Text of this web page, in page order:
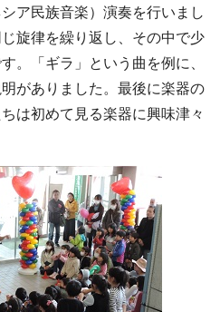
ア民族音楽）演奏を行いまし
旋律を繰り返し、その中で少
。「ギラ」という曲を例に、
がありました。最後に楽器の
は初めて見る楽器に興味津々